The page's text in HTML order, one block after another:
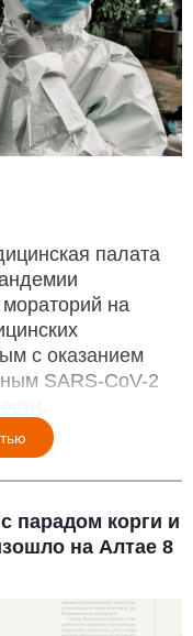
палата
на
с оказанием
SARS-CoV-2
парадом корги и
на Алтае 8